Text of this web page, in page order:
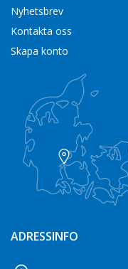
Nyhetsbrev
Kontakta oss
Skapa konto
ADRESSINFO